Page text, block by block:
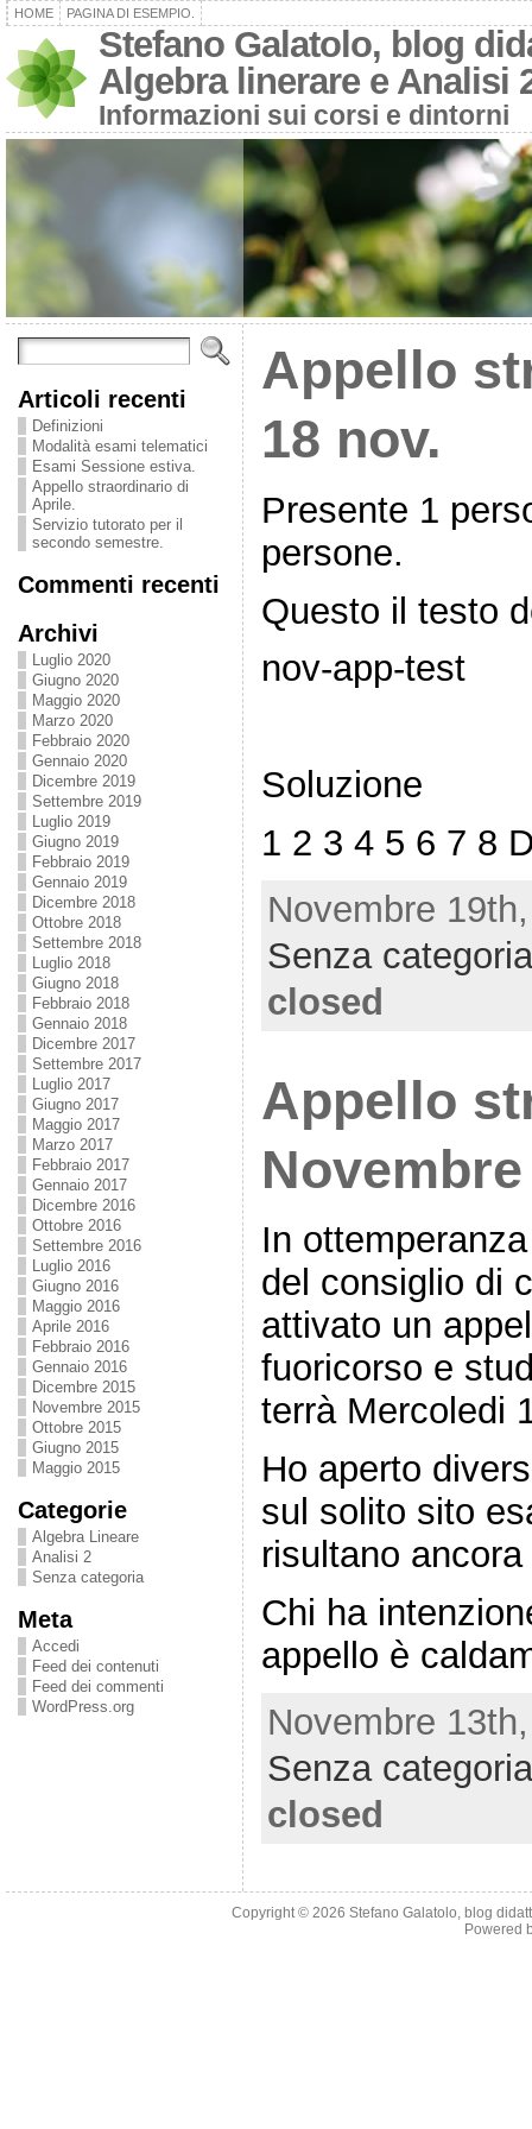
HOME PAGINA DI ESEMPIO.
Stefano Galatolo, blog
Algebra linerare e Analisi
Informazioni sui corsi e dintorni
Articoli recenti
Definizioni
Modalità esami telematici
Esami Sessione estiva.
Appello straordinario di
Aprile.
Servizio tutorato per il
secondo semestre.
Commenti recenti
Archivi
Luglio 2020
Giugno 2020
Maggio 2020
Marzo 2020
Febbraio 2020
Gennaio 2020
Dicembre 2019
Settembre 2019
Luglio 2019
Giugno 2019
Febbraio 2019
Gennaio 2019
Dicembre 2018
Ottobre 2018
Settembre 2018
Luglio 2018
Giugno 2018
Febbraio 2018
Gennaio 2018
Dicembre 2017
Settembre 2017
Luglio 2017
Giugno 2017
Maggio 2017
Marzo 2017
Febbraio 2017
Gennaio 2017
Dicembre 2016
Ottobre 2016
Settembre 2016
Luglio 2016
Giugno 2016
Maggio 2016
Aprile 2016
Febbraio 2016
Gennaio 2016
Dicembre 2015
Novembre 2015
Ottobre 2015
Giugno 2015
Maggio 2015
Categorie
Algebra Lineare
Analisi 2
Senza categoria
Meta
Accedi
Feed dei contenuti
Feed dei commenti
WordPress.org
Appello
18 nov.
Presente 1
persone.
Questo il testo
nov-app-test
Soluzione
1 2 3 4 5 6 7 8
Novembre
Senza categoria
closed
Appello
Novembre
In
del consiglio di
attivato un
fuoricorso e
terrà Mercoledi
Ho aperto
sul solito sito
risultano
Chi ha
appello è
Novembre
Senza categoria
closed
Copyright © 2026 Stefano Galatolo, blog
Powered